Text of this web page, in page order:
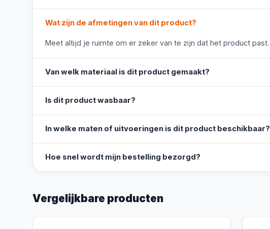
Wat zijn de afmetingen van dit product?
Meet altijd je ruimte om er zeker van te zijn dat het product past.
Van welk materiaal is dit product gemaakt?
Is dit product wasbaar?
In welke maten of uitvoeringen is dit product beschikbaar?
Hoe snel wordt mijn bestelling bezorgd?
Vergelijkbare producten